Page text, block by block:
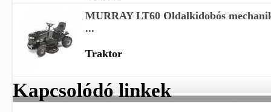
MURRAY LT60 Oldalkidobós
...
Traktor
Kapcsolódó linkek